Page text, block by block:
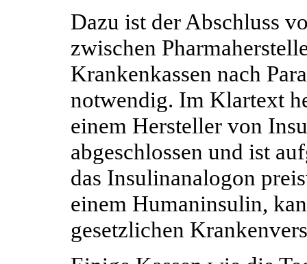
Dazu ist der Abschluss
zwischen
Krankenkassen nach
notwendig. Im Klartext
einem Hersteller von
abgeschlossen und ist
das Insulinanalogon
einem Humaninsulin,
gesetzlichen